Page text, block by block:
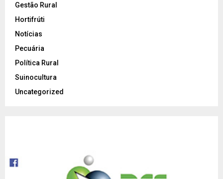
Gestão Rural
Hortifrúti
Notícias
Pecuária
Política Rural
Suinocultura
Uncategorized